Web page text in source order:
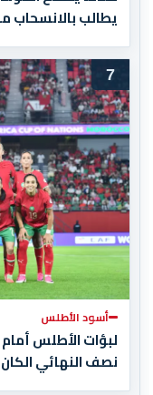
المغرب المباراة
7
أسود الأطلس
لبؤات الأطلس
نصف النهائي